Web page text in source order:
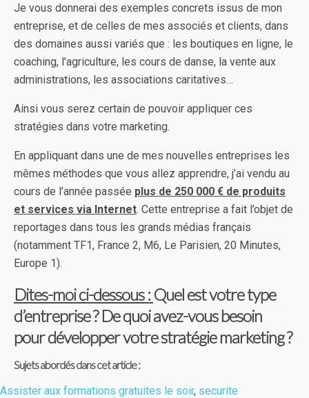
Je vous donnerai des exemples concrets issus de mon
entreprise, et de celles de mes associés et clients, dans
des domaines aussi variés que : les boutiques en ligne, le
coaching, l’agriculture, les cours de danse, la vente aux
administrations, les associations caritatives…
Ainsi vous serez certain de pouvoir appliquer ces
stratégies dans votre marketing.
En appliquant dans une de mes nouvelles entreprises les
mêmes méthodes que vous allez apprendre, j’ai vendu au
cours de l’année passée plus de 250 000 € de produits
et services via Internet. Cette entreprise a fait l’objet de
reportages dans tous les grands médias français
(notamment TF1, France 2, M6, Le Parisien, 20 Minutes,
Europe 1).
Dites-moi ci-dessous :Quel est votre type
d’entreprise ? De quoi avez-vous besoin
pour développer votre stratégie marketing ?
Sujets abordés dans cet article :
Assister aux formations gratuites le soir, securite